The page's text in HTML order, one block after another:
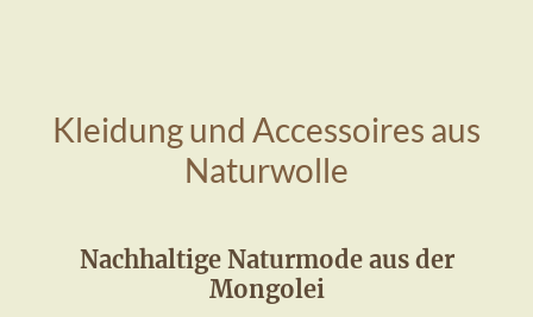
Kleidung und Accessoires aus
Naturwolle
Nachhaltige Naturmode aus der
Mongolei